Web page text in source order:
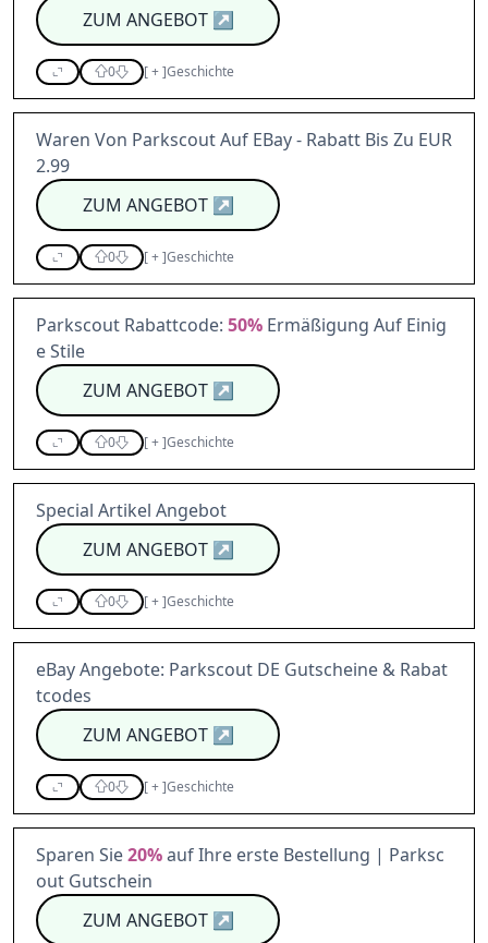
ZUM ANGEBOT↗
0 [+]Geschichte
Waren Von Parkscout Auf EBay - Rabatt Bis Zu EUR
2.99
ZUM ANGEBOT↗
0 [+]Geschichte
Parkscout Rabattcode: 50% Ermäßigung Auf Einig
e Stile
ZUM ANGEBOT↗
0 [+]Geschichte
Special Artikel Angebot
ZUM ANGEBOT↗
0 [+]Geschichte
eBay Angebote: Parkscout DE Gutscheine & Rabat
tcodes
ZUM ANGEBOT↗
0 [+]Geschichte
Sparen Sie20%auf Ihre erste Bestellung | Parksc
out Gutschein
ZUM ANGEBOT↗